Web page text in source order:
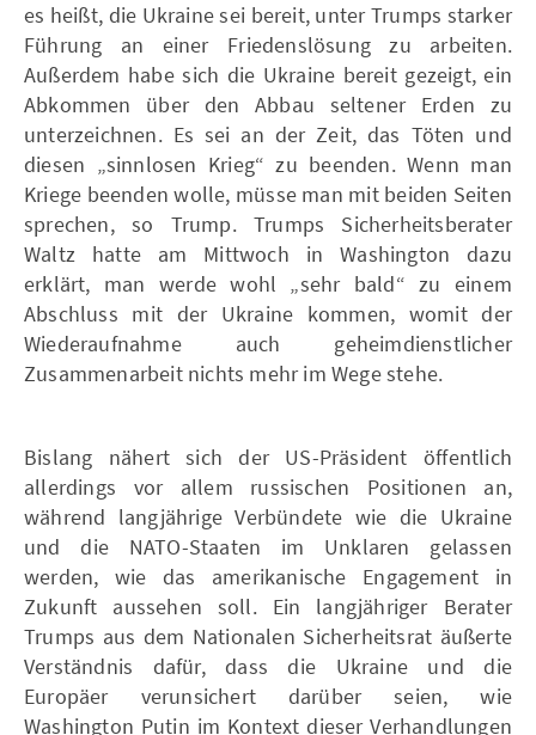
es heißt, die Ukraine sei bereit, unter Trumps starker
Führung an einer Friedenslösung zu arbeiten.
Außerdem habe sich die Ukraine bereit gezeigt, ein
Abkommen über den Abbau seltener Erden zu
unterzeichnen. Es sei an der Zeit, das Töten und
diesen „sinnlosen Krieg“ zu beenden. Wenn man
Kriege beenden wolle, müsse man mit beiden Seiten
sprechen, so Trump. Trumps Sicherheitsberater
Waltz hatte am Mittwoch in Washington dazu
erklärt, man werde wohl „sehr bald“ zu einem
Abschluss mit der Ukraine kommen, womit der
Wiederaufnahme auch geheimdienstlicher
Zusammenarbeit nichts mehr im Wege stehe.
Bislang nähert sich der US-Präsident öffentlich
allerdings vor allem russischen Positionen an,
während langjährige Verbündete wie die Ukraine
und die NATO-Staaten im Unklaren gelassen
werden, wie das amerikanische Engagement in
Zukunft aussehen soll. Ein langjähriger Berater
Trumps aus dem Nationalen Sicherheitsrat äußerte
Verständnis dafür, dass die Ukraine und die
Europäer verunsichert darüber seien, wie
Washington Putin im Kontext dieser Verhandlungen